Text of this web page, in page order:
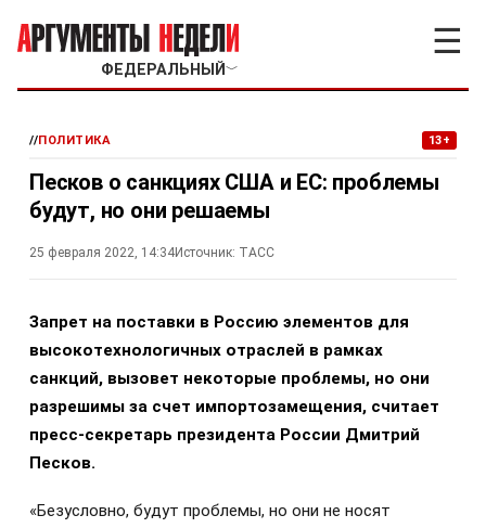
ФЕДЕРАЛЬНЫЙ ﹀
☰
//ПОЛИТИКА 13+
Песков о санкциях США и ЕС: проблемы
будут, но они решаемы
25 февраля 2022, 14:34Источник: ТАСС
Запрет на поставки в Россию элементов для
высокотехнологичных отраслей в рамках
санкций, вызовет некоторые проблемы, но они
разрешимы за счет импортозамещения, считает
пресс-секретарь президента России Дмитрий
Песков.
«Безусловно, будут проблемы, но они не носят